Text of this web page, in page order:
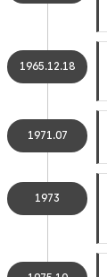
1965.12.18
1971.07
1973